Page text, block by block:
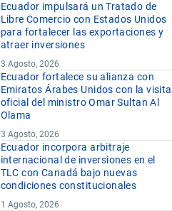
Ecuador impulsará un Tratado de
Libre Comercio con Estados Unidos
para fortalecer las exportaciones y
atraer inversiones
3 Agosto, 2026
Ecuador fortalece su alianza con
Emiratos Árabes Unidos con la visita
oficial del ministro Omar Sultan Al
Olama
3 Agosto, 2026
Ecuador incorpora arbitraje
internacional de inversiones en el
TLC con Canadá bajo nuevas
condiciones constitucionales
1 Agosto, 2026